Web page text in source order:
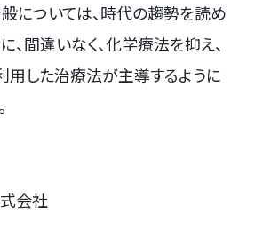
については、時代の趨勢を読め
、間違いなく、化学療法を抑え、
した治療法が主導するように
会社